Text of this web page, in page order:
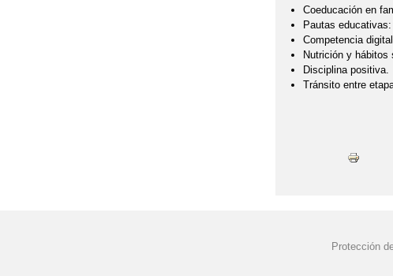
Coeducación en
Pautas
Competencia
Nutrición y hábitos
Disciplina positiva.
Tránsito entre
Protección